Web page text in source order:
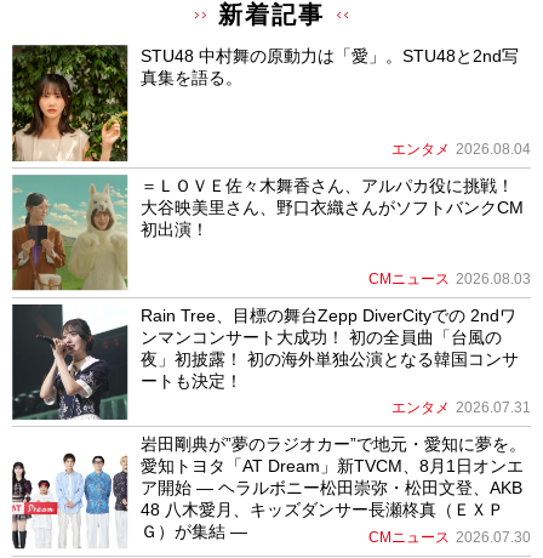
新着記事
STU48 中村舞の原動力は「愛」。STU48と2nd写
真集を語る。
エンタメ 2026.08.04
＝ＬＯＶＥ佐々木舞香さん、アルパカ役に挑戦！
大谷映美里さん、野口衣織さんがソフトバンクCM
初出演！
CMニュース 2026.08.03
Rain Tree、目標の舞台Zepp DiverCityでの 2ndワ
ンマンコンサート大成功！ 初の全員曲「台風の
夜」初披露！ 初の海外単独公演となる韓国コンサ
ートも決定！
エンタメ 2026.07.31
岩田剛典が”夢のラジオカー”で地元・愛知に夢を。
愛知トヨタ「AT Dream」新TVCM、8月1日オンエ
ア開始 ― ヘラルボニー松田崇弥・松田文登、AKB
48 八木愛月、キッズダンサー長瀬柊真（ＥＸＰ
Ｇ）が集結 ―
CMニュース 2026.07.30